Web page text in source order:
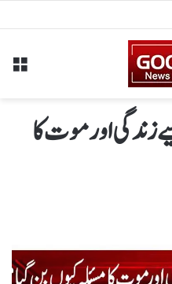
زندگی اور موت کا